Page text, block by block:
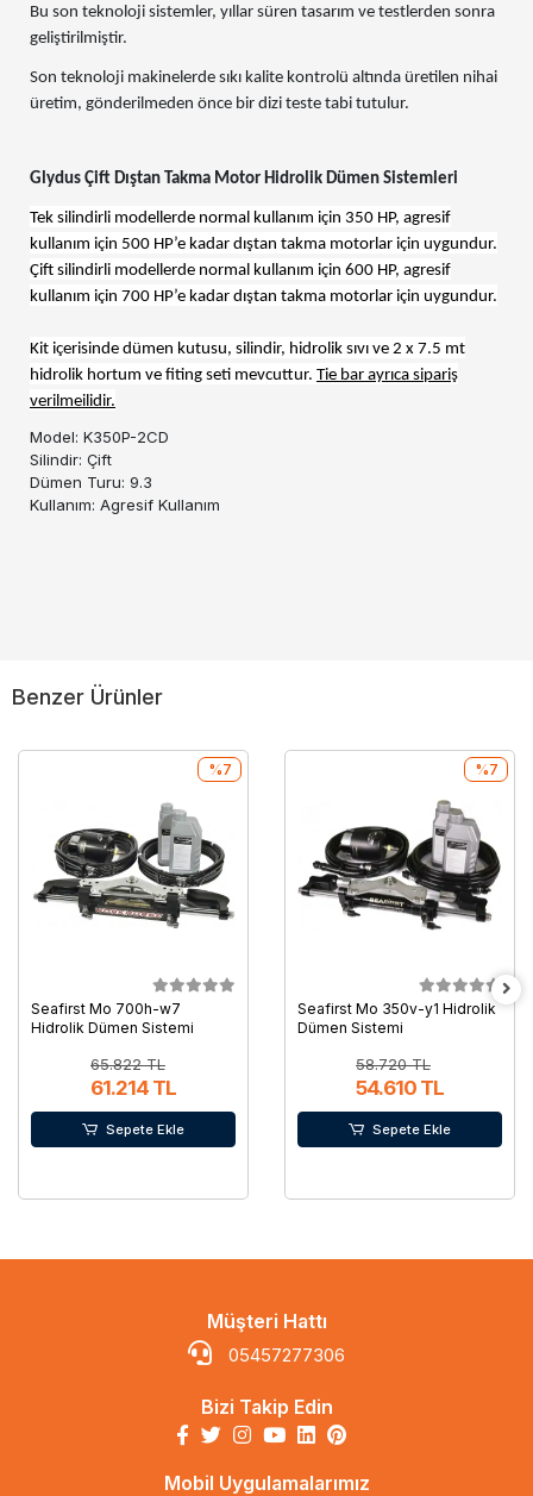
Bu son teknoloji sistemler, yıllar süren tasarım ve testlerden sonra
geliştirilmiştir.
Son teknoloji makinelerde sıkı kalite kontrolü altında üretilen nihai
üretim, gönderilmeden önce bir dizi teste tabi tutulur.
Glydus Çift Dıştan Takma Motor Hidrolik Dümen Sistemleri
Tek silindirli modellerde normal kullanım için 350 HP, agresif
kullanım için 500 HP’e kadar dıştan takma motorlar için uygundur.
Çift silindirli modellerde normal kullanım için 600 HP, agresif
kullanım için 700 HP’e kadar dıştan takma motorlar için uygundur.
Kit içerisinde dümen kutusu, silindir, hidrolik sıvı ve 2 x 7.5 mt
hidrolik hortum ve fiting seti mevcuttur. Tie bar ayrıca sipariş
verilmeilidir.
Model: K350P-2CD
Silindir: Çift
Dümen Turu: 9.3
Kullanım: Agresif Kullanım
Benzer Ürünler
Seafirst Mo 700h-w7
Hidrolik Dümen Sistemi
65.822 TL
61.214 TL
%7
Sepete Ekle
Seafirst Mo 350v-y1 Hidrolik
Dümen Sistemi
58.720 TL
54.610 TL
%7
Sepete Ekle
Müşteri Hattı
05457277306
Bizi Takip Edin
Mobil Uygulamalarımız